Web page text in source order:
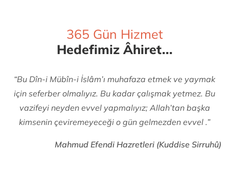
365 Gün Hizmet
Hedefimiz Âhiret...
“Bu Dîn-i Mübîn-i İslâm’ı muhafaza etmek ve yaymak
için seferber olmalıyız. Bu kadar çalışmak yetmez. Bu
vazifeyi neyden evvel yapmalıyız; Allah’tan başka
kimsenin çeviremeyeceği o gün gelmezden evvel .”
Mahmud Efendi Hazretleri (Kuddise Sirruhû)